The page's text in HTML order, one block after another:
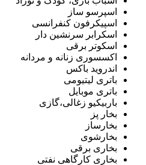
اسپرسو ساز
اسپیکرفون کنفرانسی
اسکرابر سرنشین دار
اسکوتر برقی
اکسسوری زنانه و مردانه
اندروید باکس
باتری لیتیومی
باتری موبایل
باربیکیو زغالی،گازی
بخار پز
بخارساز
بخارشوی
بخاری برقی
بخاری کارگاهی نفتی